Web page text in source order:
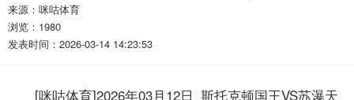
来源：咪咕体育
浏览： 1980
发表时间：2026-03-14 14:23:53
[咪咕体育]2026年03月12日_斯托克顿国王VS苏瀑天